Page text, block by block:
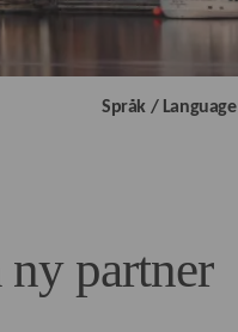
Språk / Language
partner